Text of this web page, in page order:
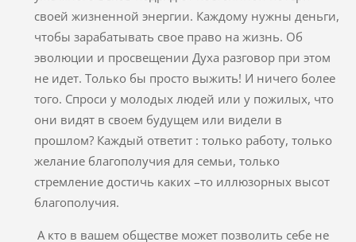
своей жизненной энергии. Каждому нужны деньги,
чтобы зарабатывать свое право на жизнь. Об
эволюции и просвещении Духа разговор при этом
не идет. Только бы просто выжить! И ничего более
того. Спроси у молодых людей или у пожилых, что
они видят в своем будущем или видели в
прошлом? Каждый ответит : только работу, только
желание благополучия для семьи, только
стремление достичь каких –то иллюзорных высот
благополучия.
А кто в вашем обществе может позволить себе не